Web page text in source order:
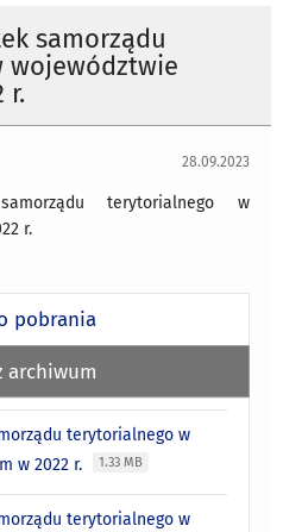
samorządu
województwie
r.
28.09.2023
terytorialnego w
r.
pobrania
archiwum
terytorialnego w
w 2022 r.
1.33 MB
terytorialnego w